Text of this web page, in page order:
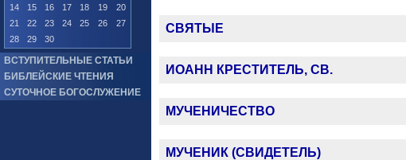
14
15 16 17 18 19
20
21
22 23 24 25 26
27
28
29 30
ВСТУПИТЕЛЬНЫЕ СТАТЬИ
БИБЛЕЙСКИЕ ЧТЕНИЯ
СУТОЧНОЕ БОГОСЛУЖЕНИЕ
СВЯТЫЕ
ИОАНН КРЕСТИТЕЛЬ, СВ.
МУЧЕНИЧЕСТВО
МУЧЕНИК (СВИДЕТЕЛЬ)